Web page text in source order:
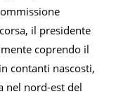
il presidente
coprendo il
contanti nascosti,
nel nord-est del